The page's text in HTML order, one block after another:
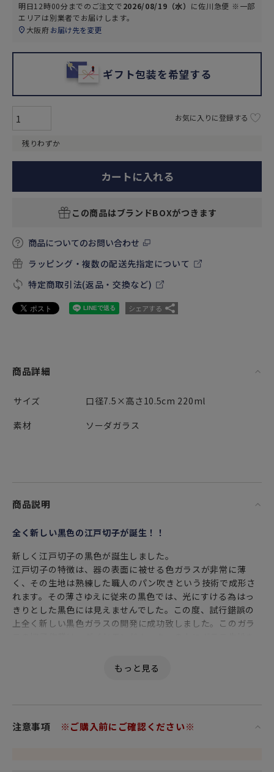
明日12時00分までのご注文で2026/08/19（水） に佐川急便 ※一部
エリアは別業者でお届けします。
大阪府お届け先を変更
ギフト包装を希望する
残りわずか
お気に入りに登録する
カートに入れる
この商品はブランドBOXがつきます
商品についてのお問い合わせ
ラッピング・複数の配送先指定について
特定商取引法(返品・交換など)
シェアする
商品詳細
サイズ
口径7.5×高さ10.5cm 220ml
素材
ソーダガラス
商品説明
全く新しい黒色の江戸切子が誕生！！
新しく江戸切子の黒色が誕生しました。
江戸切子の特徴は、器の表面に被せる色ガラスが非常に薄
く、その生地は熟練した職人のパン吹きという技術で成形さ
れます。その薄さゆえに従来の黒色では、光にすける為はっ
きりとした黒色には見えませんでした。この度、試行錯誤の
上全く新しい黒色ガラスの開発に成功致しました。このガラ
いる部分が見えず、切子師の培われた指先の技術で、勘を頼
れたこちらの八角籠目（はっかくかごめ）紋様は、竹籠の八
注意事項 ※ご購入前にご確認ください※